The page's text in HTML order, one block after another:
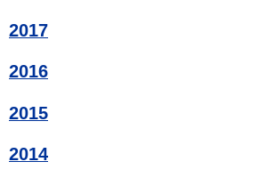
2017
2016
2015
2014